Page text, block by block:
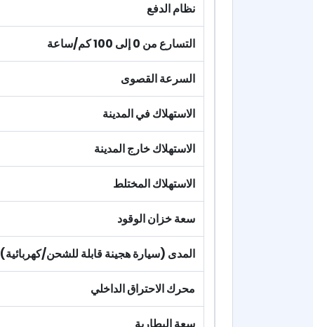
نظام الدفع
التسارع من 0 إلى 100 كم/ساعة
السرعة القصوى
الاستهلاك في المدينة
الاستهلاك خارج المدينة
الاستهلاك المختلط
سعة خزان الوقود
المدى (سيارة هجينة قابلة للشحن/كهربائية)
محرك الاحتراق الداخلي